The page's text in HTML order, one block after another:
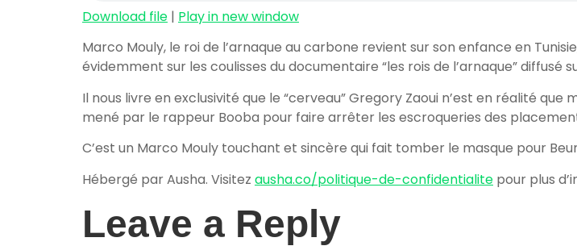
Download file | Play in new window
Marco Mouly, le roi de l’arnaque au carbone revient sur son enfance en
évidemment sur les coulisses du documentaire “les rois de l’arnaque” diffusé
Il nous livre en exclusivité que le “cerveau” Gregory Zaoui n’est en réalité
mené par le rappeur Booba pour faire arrêter les escroqueries des
C’est un Marco Mouly touchant et sincère qui fait tomber le masque pour
Hébergé par Ausha. Visitez ausha.co/politique-de-confidentialite pour plus
Leave a Reply